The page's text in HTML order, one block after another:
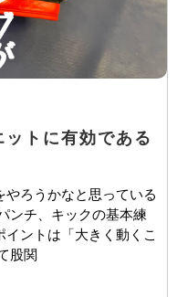
トに有効である
ろうかなと思っている
ンチ、キックの基本練
ントは「大きく動くこ
股関